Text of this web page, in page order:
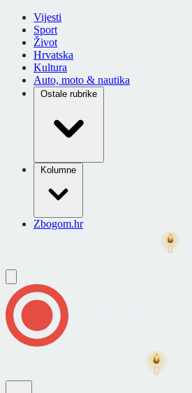
Vijesti
Sport
Život
Hrvatska
Kultura
Auto, moto & nautika
Ostale rubrike
Kolumne
Zbogom.hr